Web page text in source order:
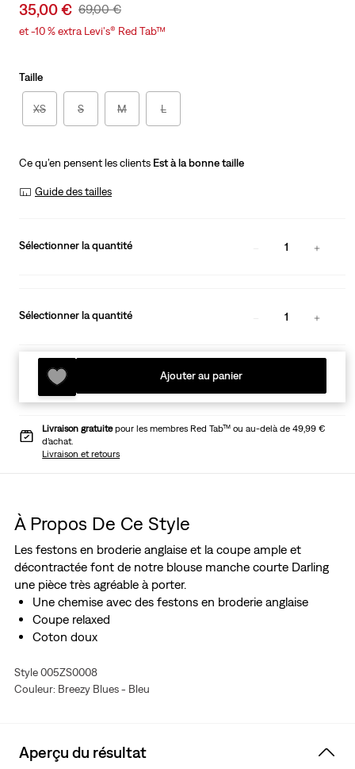
Sale
price
35,00 € Original
Price
69,00 €
et -10 % extra Levi's® Red Tab™
Taille
XS S M L
Ce qu’en pensent les clients Est à la bonne taille
Guide des tailles
Sélectionner la quantité 1
Sélectionner la quantité 1
Ajouter au panier
Livraison gratuitepour les membres Red Tab™ ou au-delà de 49,99 €
d’achat.
Livraison et retours
À Propos De Ce Style
Les festons en broderie anglaise et la coupe ample et
décontractée font de notre blouse manche courte Darling
une pièce très agréable à porter.
Une chemise avec des festons en broderie anglaise
Coupe relaxed
Coton doux
Style 005ZS0008
Couleur: Breezy Blues - Bleu
Aperçu du résultat